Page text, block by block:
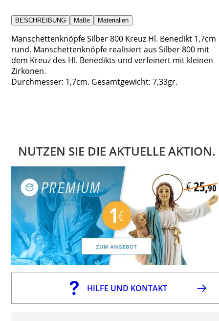
BESCHREIBUNG Maße Materialien
Manschettenknöpfe Silber 800 Kreuz Hl. Benedikt 1,7cm
rund. Manschettenknöpfe realisiert aus Silber 800 mit
dem Kreuz des Hl. Benedikts und verfeinert mit kleinen
Zirkonen.
Durchmesser: 1,7cm. Gesamtgewicht: 7,33gr.
NUTZEN SIE DIE AKTUELLE AKTION.
HILFE UND KONTAKT